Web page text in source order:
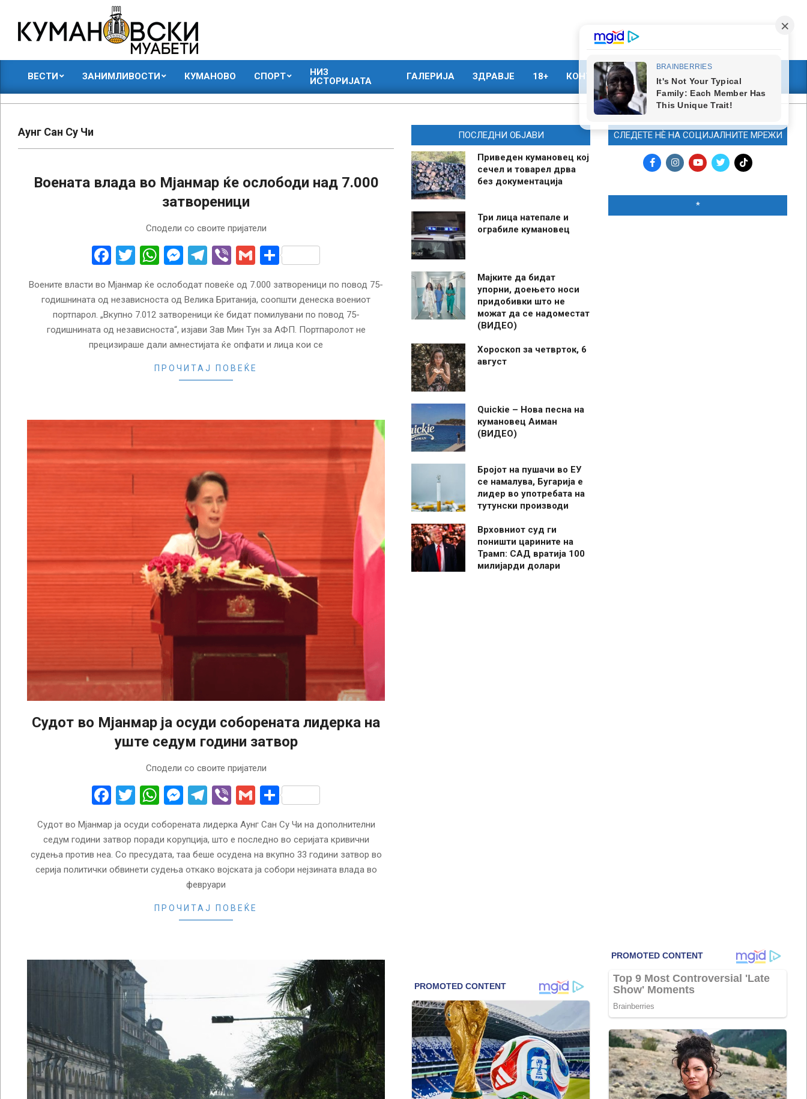
content
КУМАНОВСКИ
МУАБЕТИ
ВЕСТИ ЗАНИМЛИВОСТИ КУМАНОВО СПОРТ
НИЗ
ИСТОРИЈАТА
ГАЛЕРИЈА ЗДРАВЈЕ 18+ КОНТАКТ МАРКЕТИНГ
Аунг Сан Су Чи
Воената влада во Мјанмар ќе ослободи над 7.000
затвореници
Сподели со своите пријатели
Facebook
Twitter
WhatsApp
Messenger
Telegram
ViberGmailShare
Воените власти во Мјанмар ќе ослободат повеќе од 7.000 затвореници по повод 75-
годишнината од независноста од Велика Британија, соопшти денеска воениот
портпарол. „Вкупно 7.012 затвореници ќе бидат помилувани по повод 75-
годишнината од независноста“, изјави Зав Мин Тун за АФП. Портпаролот не
прецизираше дали амнестијата ќе опфати и лица кои се
ПРОЧИТАЈ ПОВЕЌЕ
Судот во Мјанмар ја осуди соборената лидерка на
уште седум години затвор
Сподели со своите пријатели
Facebook
Twitter
WhatsApp
Messenger
Telegram
ViberGmailShare
Судот во Мјанмар ја осуди соборената лидерка Аунг Сан Су Чи на дополнителни
седум години затвор поради корупција, што е последно во серијата кривични
судења против неа. Со пресудата, таа беше осудена на вкупно 33 години затвор во
серија политички обвинети судења откако војската ја собори нејзината влада во
февруари
ПРОЧИТАЈ ПОВЕЌЕ
ПОСЛЕДНИ ОБЈАВИ
Приведен кумановец кој
сечел и товарел дрва
без документација
Три лица натепале и
ограбиле кумановец
Мајките да бидат
упорни, доењето носи
придобивки што не
можат да се надоместат
(ВИДЕО)
Хороскоп за четврток, 6
август
Quickie – Нова песна на
кумановец Аиман
(ВИДЕО)
Бројот на пушачи во ЕУ
се намалува, Бугарија е
лидер во употребата на
тутунски производи
Врховниот суд ги
поништи царините на
Трамп: САД вратија 100
милијарди долари
СЛЕДЕТЕ НЀ НА СОЦИЈАЛНИТЕ МРЕЖИ
*